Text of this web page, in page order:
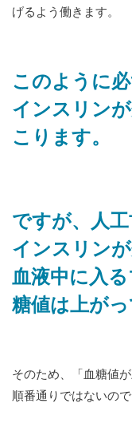
げるよう働きます。
このように
インスリン
こります。
ですが、人工
インスリン
血液中に入
糖値は上がっ
そのため、「血糖値
順番通りではないので